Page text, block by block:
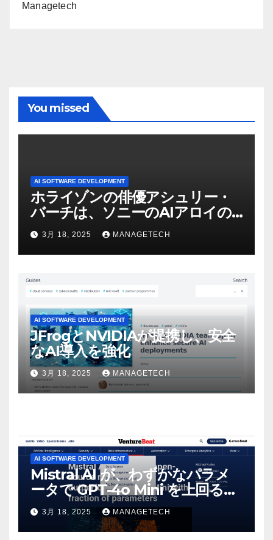
Managetech
You missed
AI SOFTWARE DEVELOPMENT
ホライゾンの俳優アシュリー・
バーチは、ソニーのAIアロイの
ビデオを見て「ゲームパフォー
マンスという芸術形式に不安を
感じた」と語る – IGN
3月 18, 2025 MANAGETECH
AI SOFTWARE DEVELOPMENT
JFrogとNVIDIAが提携し、安全
なAI導入を強化
3月 18, 2025 MANAGETECH
AI SOFTWARE DEVELOPMENT
Mistral AI が、わずかなパラメ
ータで GPT-4o Mini を上回る新
しいオープンソース モデルをリ
リース | VentureBeat
3月 18, 2025 MANAGETECH